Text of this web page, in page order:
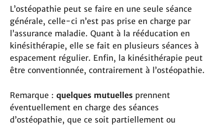
L’ostéopathie peut se faire en une seule séance
générale, celle-ci n’est pas prise en charge par
l’assurance maladie. Quant à la rééducation en
kinésithérapie, elle se fait en plusieurs séances à
espacement régulier. Enfin, la kinésithérapie peut
être conventionnée, contrairement à l’ostéopathie.
Remarque : quelques mutuelles prennent
éventuellement en charge des séances
d’ostéopathie, que ce soit partiellement ou